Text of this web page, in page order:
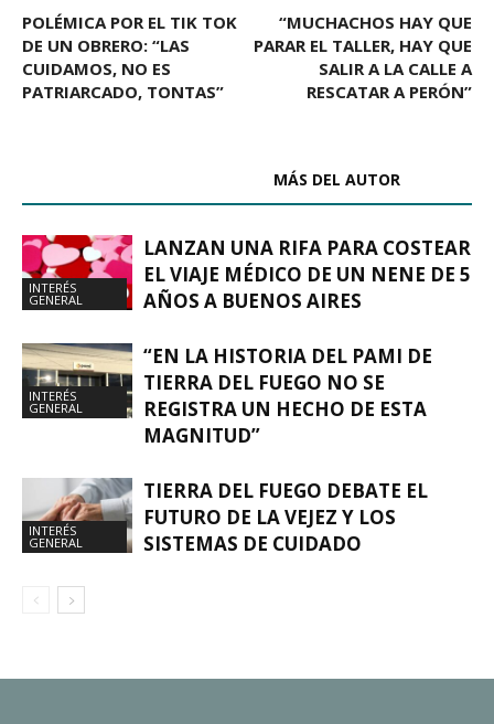
POLÉMICA POR EL TIK TOK
DE UN OBRERO: “LAS
CUIDAMOS, NO ES
PATRIARCADO, TONTAS”
“MUCHACHOS HAY QUE
PARAR EL TALLER, HAY QUE
SALIR A LA CALLE A
RESCATAR A PERÓN”
MÁS DEL AUTOR
INTERÉS
GENERAL
LANZAN UNA RIFA PARA COSTEAR
EL VIAJE MÉDICO DE UN NENE DE 5
AÑOS A BUENOS AIRES
INTERÉS
GENERAL
“EN LA HISTORIA DEL PAMI DE
TIERRA DEL FUEGO NO SE
REGISTRA UN HECHO DE ESTA
MAGNITUD”
INTERÉS
GENERAL
TIERRA DEL FUEGO DEBATE EL
FUTURO DE LA VEJEZ Y LOS
SISTEMAS DE CUIDADO